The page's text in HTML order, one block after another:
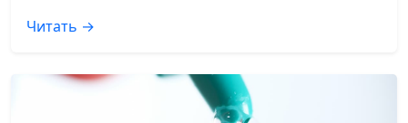
Читать →